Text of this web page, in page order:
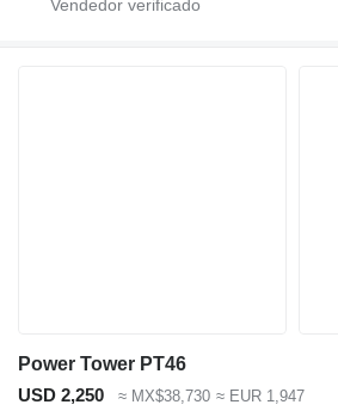
Power Tower PT46
USD 2,250
≈ MX$38,730 ≈ EUR 1,947